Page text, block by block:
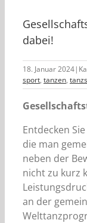
dabei!
18. Januar 2024|
sport, tanzen,
Entdecken
die man
neben der
nicht zu kurz
an der